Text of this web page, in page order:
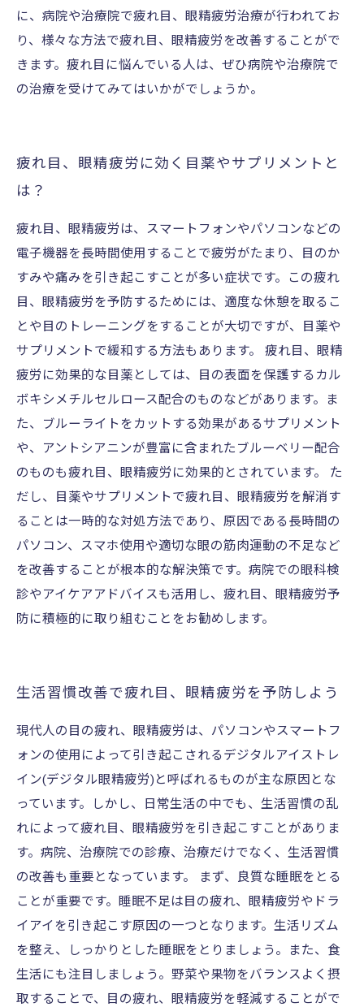
に、病院や治療院で疲れ目、眼精疲労治療が行われてお
り、様々な方法で疲れ目、眼精疲労を改善することがで
きます。疲れ目に悩んでいる人は、ぜひ病院や治療院で
の治療を受けてみてはいかがでしょうか。
疲れ目、眼精疲労に効く目薬やサプリメントと
は？
疲れ目、眼精疲労は、スマートフォンやパソコンなどの
電子機器を長時間使用することで疲労がたまり、目のか
すみや痛みを引き起こすことが多い症状です。この疲れ
目、眼精疲労を予防するためには、適度な休憩を取るこ
とや目のトレーニングをすることが大切ですが、目薬や
サプリメントで緩和する方法もあります。 疲れ目、眼精
疲労に効果的な目薬としては、目の表面を保護するカル
ボキシメチルセルロース配合のものなどがあります。ま
た、ブルーライトをカットする効果があるサプリメント
や、アントシアニンが豊富に含まれたブルーベリー配合
のものも疲れ目、眼精疲労に効果的とされています。 た
だし、目薬やサプリメントで疲れ目、眼精疲労を解消す
ることは一時的な対処方法であり、原因である長時間の
パソコン、スマホ使用や適切な眼の筋肉運動の不足など
を改善することが根本的な解決策です。病院での眼科検
診やアイケアアドバイスも活用し、疲れ目、眼精疲労予
防に積極的に取り組むことをお勧めします。
生活習慣改善で疲れ目、眼精疲労を予防しよう
現代人の目の疲れ、眼精疲労は、パソコンやスマートフ
ォンの使用によって引き起こされるデジタルアイストレ
イン(デジタル眼精疲労)と呼ばれるものが主な原因とな
っています。しかし、日常生活の中でも、生活習慣の乱
れによって疲れ目、眼精疲労を引き起こすことがありま
す。病院、治療院での診療、治療だけでなく、生活習慣
の改善も重要となっています。 まず、良質な睡眠をとる
ことが重要です。睡眠不足は目の疲れ、眼精疲労やドラ
イアイを引き起こす原因の一つとなります。生活リズム
を整え、しっかりとした睡眠をとりましょう。また、食
生活にも注目しましょう。野菜や果物をバランスよく摂
取することで、目の疲れ、眼精疲労を軽減することがで